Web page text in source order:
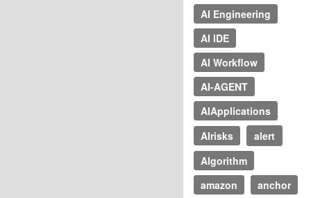
AI Engineering
AI IDE
AI Workflow
AI-AGENT
AIApplications
AIrisks
alert
Algorithm
amazon
anchor